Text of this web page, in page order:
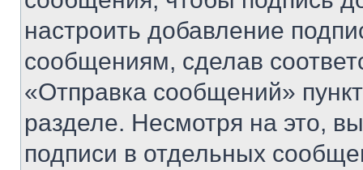
настроить добавление
сообщениям, сделав
«Отправка сообщений»
разделе. Несмотря на это,
подписи в отдельных